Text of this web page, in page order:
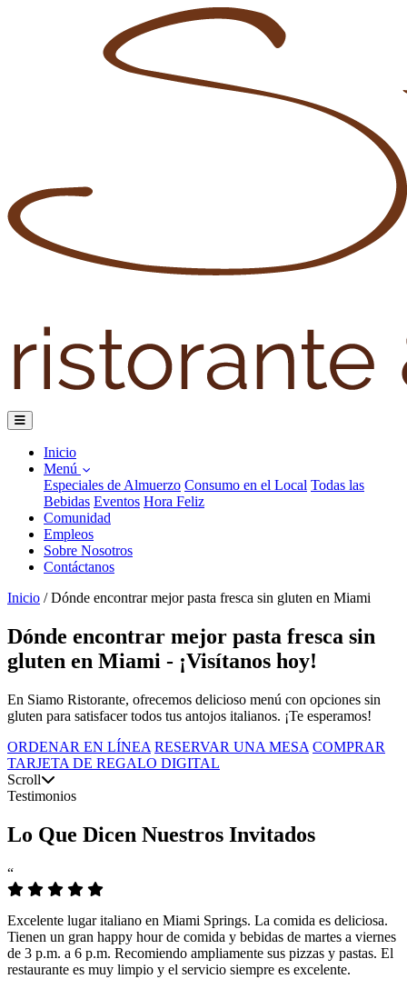
Inicio
Menú
Especiales de Almuerzo Consumo en el Local Todas las
Bebidas Eventos Hora Feliz
Comunidad
Empleos
Sobre Nosotros
Contáctanos
Inicio / Dónde encontrar mejor pasta fresca sin gluten en Miami
Dónde encontrar mejor pasta fresca sin
gluten en Miami - ¡Visítanos hoy!
En Siamo Ristorante, ofrecemos delicioso menú con opciones sin
gluten para satisfacer todos tus antojos italianos. ¡Te esperamos!
ORDENAR EN LÍNEA RESERVAR UNA MESA COMPRAR
TARJETA DE REGALO DIGITAL
Scroll
Testimonios
Lo Que Dicen Nuestros Invitados
“
Excelente lugar italiano en Miami Springs. La comida es deliciosa.
Tienen un gran happy hour de comida y bebidas de martes a viernes
de 3 p.m. a 6 p.m. Recomiendo ampliamente sus pizzas y pastas. El
restaurante es muy limpio y el servicio siempre es excelente.